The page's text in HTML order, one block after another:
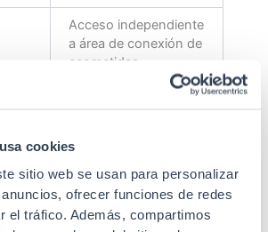
cookies
sitio web se usan para personalizar
ofrecer funciones de redes
el tráfico. Además, compartimos
Acceso independiente
a área de conexión de
acometidas.
de la misma. Para uso
interior.
IEC 60793-1-47